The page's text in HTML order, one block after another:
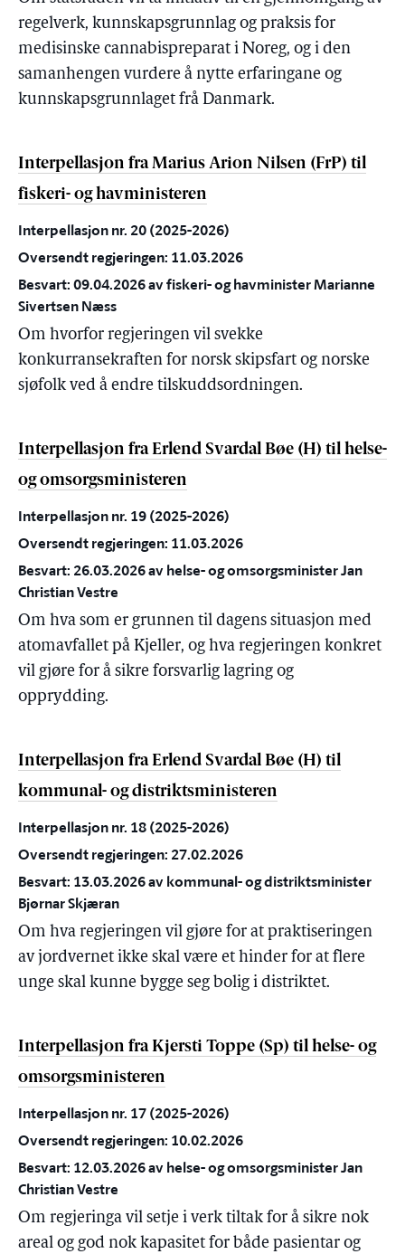
regelverk, kunnskapsgrunnlag og praksis for
medisinske cannabispreparat i Noreg, og i den
samanhengen vurdere å nytte erfaringane og
kunnskapsgrunnlaget frå Danmark.
Interpellasjon fra Marius Arion Nilsen (FrP) til
fiskeri- og havministeren
Interpellasjon nr. 20 (2025-2026)
Oversendt regjeringen: 11.03.2026
Besvart: 09.04.2026 av fiskeri- og havminister Marianne
Sivertsen Næss
Om hvorfor regjeringen vil svekke
konkurransekraften for norsk skipsfart og norske
sjøfolk ved å endre tilskuddsordningen.
Interpellasjon fra Erlend Svardal Bøe (H) til helse-
og omsorgsministeren
Interpellasjon nr. 19 (2025-2026)
Oversendt regjeringen: 11.03.2026
Besvart: 26.03.2026 av helse- og omsorgsminister Jan
Christian Vestre
Om hva som er grunnen til dagens situasjon med
atomavfallet på Kjeller, og hva regjeringen konkret
vil gjøre for å sikre forsvarlig lagring og
opprydding.
Interpellasjon fra Erlend Svardal Bøe (H) til
kommunal- og distriktsministeren
Interpellasjon nr. 18 (2025-2026)
Oversendt regjeringen: 27.02.2026
Besvart: 13.03.2026 av kommunal- og distriktsminister
Bjørnar Skjæran
Om hva regjeringen vil gjøre for at praktiseringen
av jordvernet ikke skal være et hinder for at flere
unge skal kunne bygge seg bolig i distriktet.
Interpellasjon fra Kjersti Toppe (Sp) til helse- og
omsorgsministeren
Interpellasjon nr. 17 (2025-2026)
Oversendt regjeringen: 10.02.2026
Besvart: 12.03.2026 av helse- og omsorgsminister Jan
Christian Vestre
Om regjeringa vil setje i verk tiltak for å sikre nok
areal og god nok kapasitet for både pasientar og